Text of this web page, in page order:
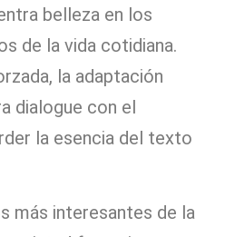
belleza en los
de la vida cotidiana.
la adaptación
dialogue con el
la esencia del texto
más interesantes de la